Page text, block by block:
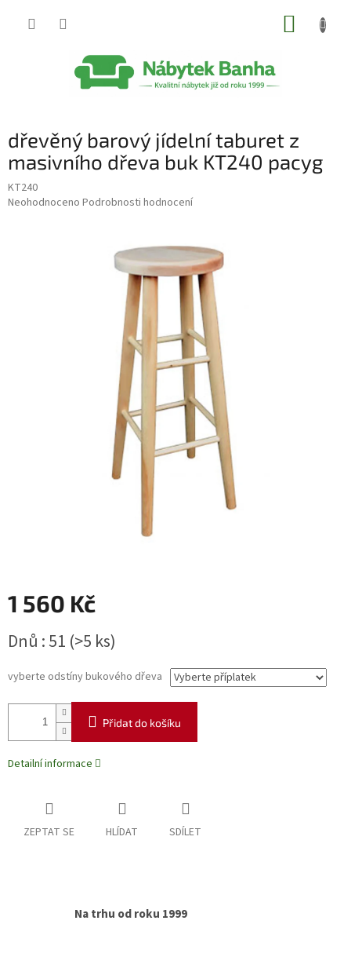
dřevěný barový jídelní taburet z
masivního dřeva buk KT240 pacyg
KT240
Průměrné
Neohodnoceno Podrobnosti hodnocení
1 560 Kč
cena:
Dnů : 51 (>5 ks)
vyberte odstíny bukového dřeva
Přidat do košíku
Detailní informace
ZEPTAT SE HLÍDAT SDÍLET
Na trhu od roku 1999